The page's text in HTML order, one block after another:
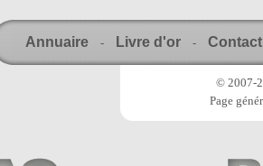
Annuaire - Livre d'or - Contact
© 2007-
Page